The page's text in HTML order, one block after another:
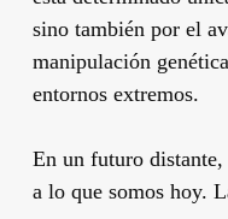
sino también por el
manipulación
entornos extremos.
En un futuro distante,
a lo que somos hoy.